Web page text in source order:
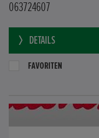
063724607
DETAILS
FAVORITEN